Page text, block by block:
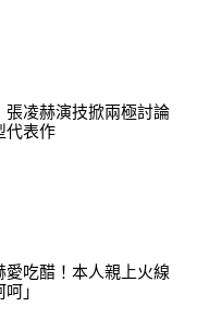
張凌赫演技掀兩極討論
代表作
愛吃醋！本人親上火線
」